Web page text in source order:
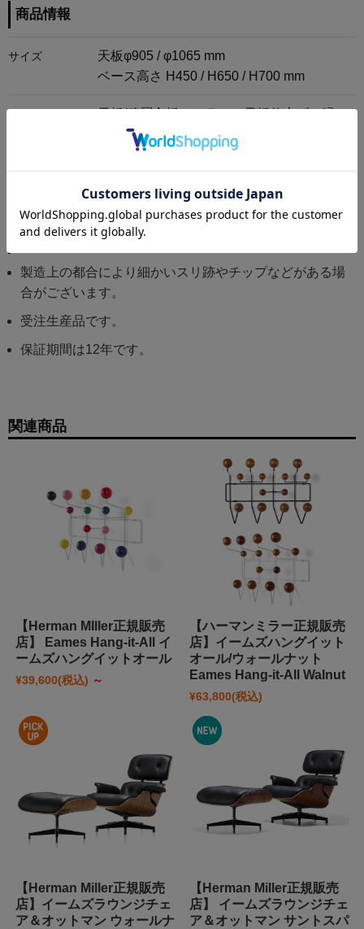
商品情報
サイズ
天板φ905 / φ1065 mm
ベース高さ H450 / H650 / H700 mm
素材
天板/積層合板にメラミン天板仕上げ（縁は
ビニールエッジ）
脚/アルミダイキャスト（脚先にプラスチッ
クアジャスタ付き）
商品の備考と注意点
製造上の都合により細かいスリ跡やチップなどがある場
合がございます。
受注生産品です。
保証期間は12年です。
関連商品
【Herman MIller正規販売
店】 Eames Hang-it-All イ
ームズハングイットオール
¥39,600(税込) ～
【ハーマンミラー正規販売
店】イームズハングイット
オール/ウォールナット
Eames Hang-it-All Walnut
¥63,800(税込)
【Herman Miller正規販売
店】イームズラウンジチェ
ア＆オットマン ウォールナ
【Herman Miller正規販売
店】 イームズラウンジチェ
ア＆オットマン サントスパ